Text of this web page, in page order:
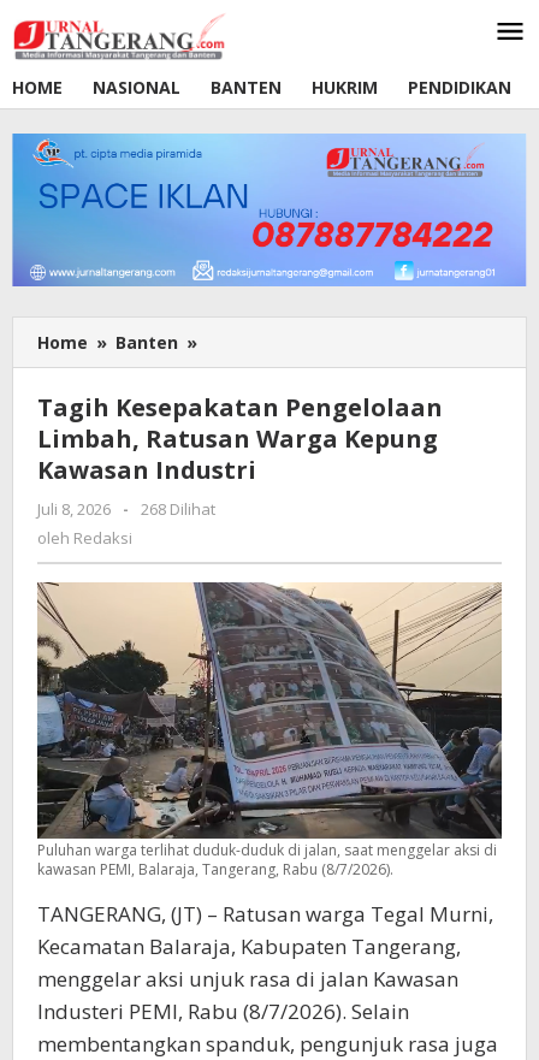
ke
konten
HOME
NASIONAL BANTEN HUKRIM PENDIDIKAN
Home » Banten »
Kesepakatan
Limbah,
Ratusan
Warga
Kawasan
Tagih Kesepakatan Pengelolaan
Limbah, Ratusan Warga Kepung
Kawasan Industri
Juli 8, 2026
oleh
Redaksi
-
268 Dilihat
oleh Redaksi
Puluhan warga terlihat duduk-duduk di jalan, saat menggelar aksi di
kawasan PEMI, Balaraja, Tangerang, Rabu (8/7/2026).
TANGERANG, (JT) – Ratusan warga Tegal Murni,
Kecamatan Balaraja, Kabupaten Tangerang,
menggelar aksi unjuk rasa di jalan Kawasan
Industeri PEMI, Rabu (8/7/2026). Selain
membentangkan spanduk, pengunjuk rasa juga